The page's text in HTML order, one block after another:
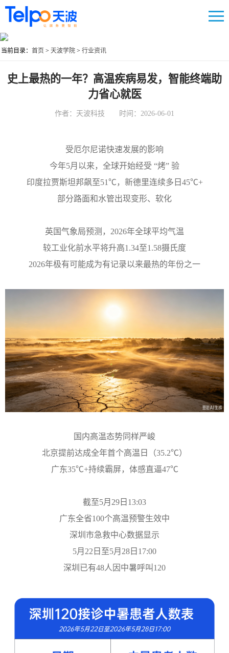
当前目录： 首页 > 天波学院 > 行业资讯
史上最热的一年？高温疾病易发，智能终端助
力省心就医
作者：天波科技 时间：2026-06-01
受厄尔尼诺快速发展的影响
今年5月以来，全球开始经受 “烤” 验
印度拉贾斯坦邦飙至51℃，新德里连续多日45℃+
部分路面和水管出现变形、软化
英国气象局预测，2026年全球平均气温
较工业化前水平将升高1.34至1.58摄氏度
2026年极有可能成为有记录以来最热的年份之一
国内高温态势同样严峻
北京提前达成全年首个高温日（35.2℃）
广东35℃+持续霸屏，体感直逼47℃
截至5月29日13:03
广东全省100个高温预警生效中
深圳市急救中心数据显示
5月22日至5月28日17:00
深圳已有48人因中暑呼叫120